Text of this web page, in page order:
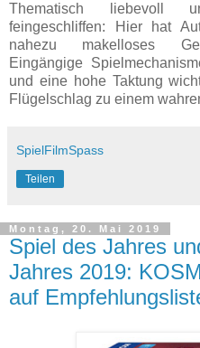
Thematisch liebevoll
feingeschliffen: Hier hat
nahezu makelloses
Eingängige
und eine hohe Taktung
Flügelschlag zu einem
SpielFilmSpass
Teilen
Montag, 20. Mai 2019
Spiel des Jahres
Jahres 2019:
auf